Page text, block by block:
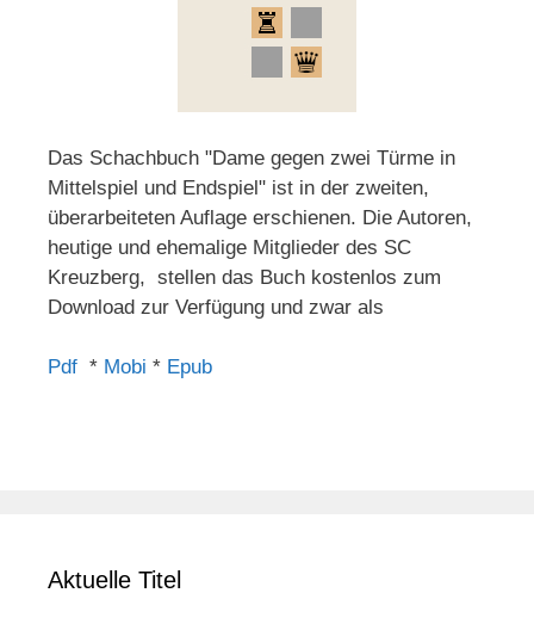
Das Schachbuch "Dame gegen zwei Türme in
Mittelspiel und Endspiel" ist in der zweiten,
überarbeiteten Auflage erschienen. Die Autoren,
heutige und ehemalige Mitglieder des SC
Kreuzberg, stellen das Buch kostenlos zum
Download zur Verfügung und zwar als
Pdf * Mobi * Epub
Aktuelle Titel